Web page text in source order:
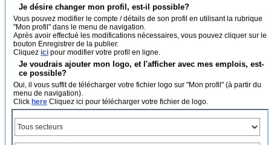
Je désire changer mon profil, est-il possible?
Vous pouvez modifier le compte / détails de son profil en utilisant la rubrique
"Mon profil" dans le menu de navigation.
Après avoir effectué les modifications nécessaires, vous pouvez cliquer sur le
bouton Enregistrer de la publier.
Cliquez ici pour modifier votre profil en ligne.
Je voudrais ajouter mon logo, et l'afficher avec mes emplois, est-
ce possible?
Oui, il vous suffit de télécharger votre fichier logo sur "Mon profil" (à partir du
menu de navigation).
Click here Cliquez ici pour télécharger votre fichier de logo.